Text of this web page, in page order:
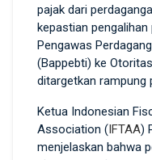
pajak dari
kepastian
Pengawas
(Bappebti) ke
ditargetkan rampung
Ketua Indonesian
Association (IFTAA)
menjelaskan bahwa